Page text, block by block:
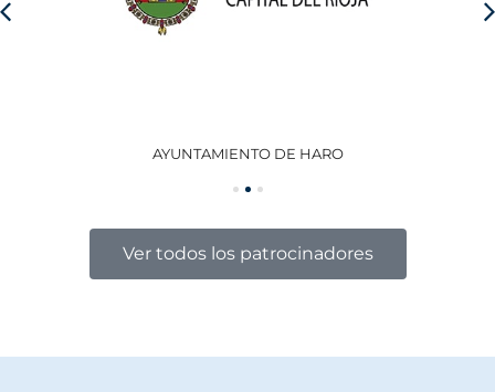
AYUNTAMIENTO DE HARO
Ver todos los patrocinadores